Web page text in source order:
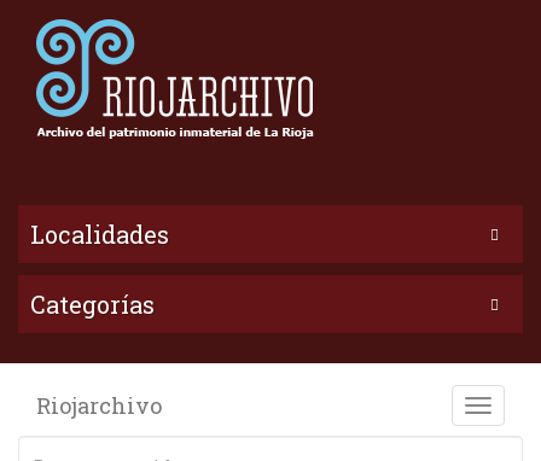
Localidades
Categorías
Toggle
Riojarchivo